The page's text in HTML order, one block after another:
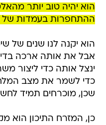
הוא יהיה טוב יותר
ההתחפרות בעמדות של
הוא יקנה לנו שנים של
אבל את אותה ארכה
ינצל אותה כדי ליצור
כדי לשמר את מצב
שכן, מוכרחים תמיד
כן, המזרח התיכון הוא